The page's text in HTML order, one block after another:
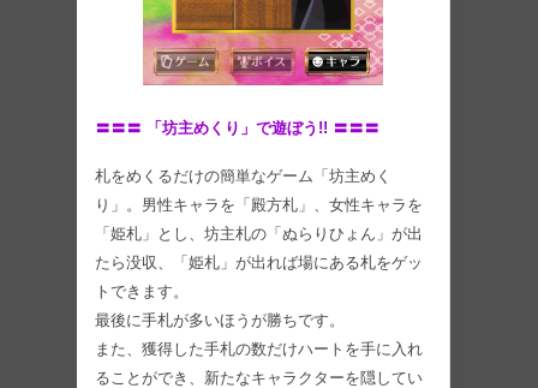
〓〓〓 「坊主めくり」で遊ぼう!! 〓〓〓
札をめくるだけの簡単なゲーム「坊主めく
り」。男性キャラを「殿方札」、女性キャラを
「姫札」とし、坊主札の「ぬらりひょん」が出
たら没収、「姫札」が出れば場にある札をゲッ
トできます。
最後に手札が多いほうが勝ちです。
また、獲得した手札の数だけハートを手に入れ
ることができ、新たなキャラクターを隠してい